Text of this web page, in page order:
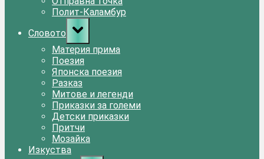
Полит-Каламбур
Словото
Toggle
sub-
menu
Материя прима
Поезия
Японска поезия
Разказ
Митове и легенди
Приказки за големи
Детски приказки
Притчи
Мозайка
Изкуства